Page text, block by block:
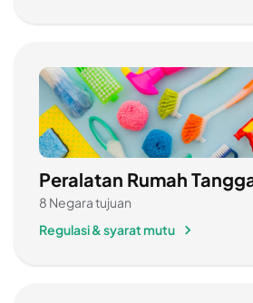
Peralatan Rumah
8 Negara tujuan
Regulasi & syarat mutu